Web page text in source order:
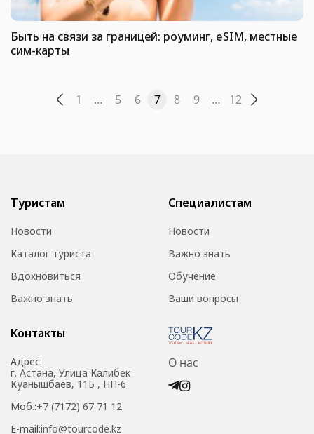
Быть на связи за границей: роуминг, eSIM, местные
сим-карты
1 … 5 6 7 8 9 … 12
Туристам
Новости
Каталог туриста
Вдохновиться
Важно знать
Специалистам
Новости
Важно знать
Обучение
Ваши вопросы
Контакты
Адрес:
г. Астана, Улица Калибек
Куанышбаев, 11Б , НП-6
Моб.:+7 (7172) 67 71 12
E-mail:info@tourcode.kz
О нас